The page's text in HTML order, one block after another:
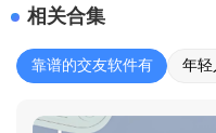
相关合集
靠谱的交友软件有
年轻